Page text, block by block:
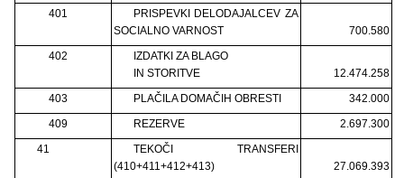
401
PRISPEVKI DELODAJALCEV ZA
SOCIALNO VARNOST
700.580
402
IZDATKI ZA BLAGO
IN STORITVE
12.474.258
403
PLAČILA DOMAČIH OBRESTI
342.000
409
REZERVE
2.697.300
41
TEKOČI TRANSFERI
(410+411+412+413)
27.069.393